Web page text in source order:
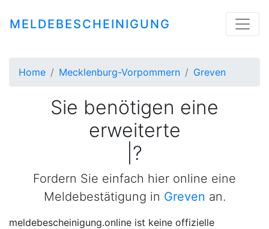
MELDEBESCHEINIGUNG
Home Mecklenburg-Vorpommern Greven
Sie benötigen eine
erweiterte
Meldebestä
Fordern Sie einfach hier online eine
Meldebestätigung in Greven an.
meldebescheinigung.online ist keine offizielle